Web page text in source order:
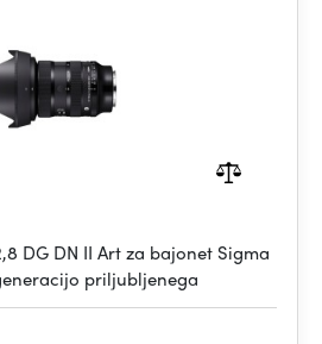
DG DN II Art za bajonet Sigma
priljubljenega